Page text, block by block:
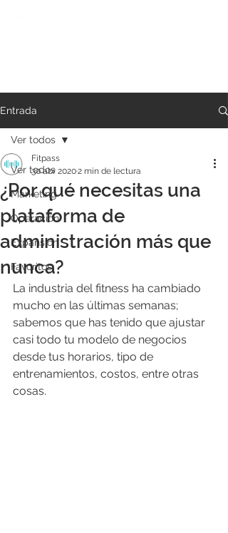
Entrada
Ver todos
Marketing
Operación
Expansión
Favoritos
Ver todos
¿Por qué necesitas una
plataforma de
administración más que
nunca?
Fitpass
30 abr 20202 min de lectura
La industria del fitness ha cambiado
mucho en las últimas semanas;
sabemos que has tenido que ajustar
casi todo tu modelo de negocios
desde tus horarios, tipo de
entrenamientos, costos, entre otras
cosas.